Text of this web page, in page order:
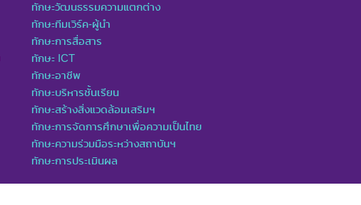
ทักษะวัฒนธรรมความแตกต่าง
ทักษะทีมเวิร์ค-ผู้นำ
ทักษะการสื่อสาร
ทักษะ ICT
ทักษะอาชีพ
ทักษะบริหารชั้นเรียน
ทักษะสร้างสิ่งแวดล้อมเสริมฯ
ทักษะการจัดการศึกษาเพื่อความเป็นไทย
ทักษะความร่วมมือระหว่างสถาบันฯ
ทักษะการประเมินผล